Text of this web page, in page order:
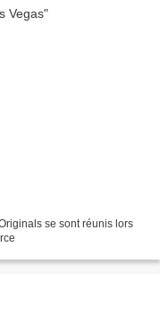
se sont réunis lors